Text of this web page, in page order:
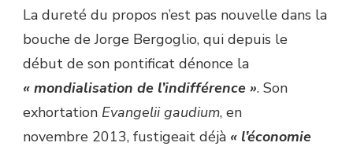
La dureté du propos n’est pas nouvelle dans la
bouche de Jorge Bergoglio, qui depuis le
début de son pontificat dénonce la
« mondialisation de l’indifférence ». Son
exhortation Evangelii gaudium, en
novembre 2013, fustigeait déjà « l’économie